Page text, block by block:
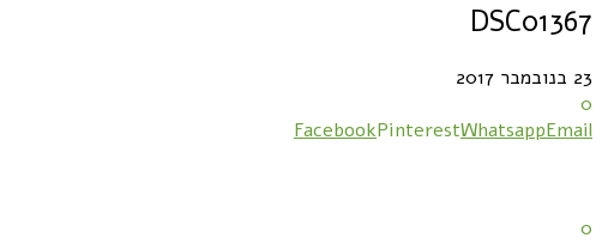
DSC01367
23 בנובמבר 2017
0
FacebookPinterestWhatsappEmail
0